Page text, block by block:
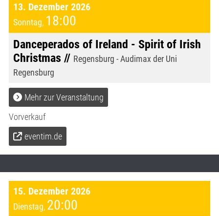
13. Dezember 2026
Sonntag, 18:00
Danceperados of Ireland - Spirit of Irish
Christmas // Regensburg - Audimax der Uni
Regensburg
Mehr zur Veranstaltung
Vorverkauf
eventim.de
15. Dezember 2026
Dienstag, 20:00